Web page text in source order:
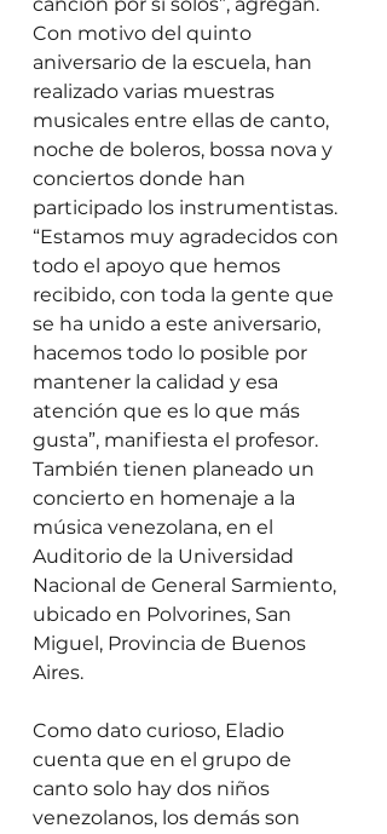
Con motivo del quinto
aniversario de la escuela, han
realizado varias muestras
musicales entre ellas de canto,
noche de boleros, bossa nova y
conciertos donde han
participado los instrumentistas.
“Estamos muy agradecidos con
todo el apoyo que hemos
recibido, con toda la gente que
se ha unido a este aniversario,
hacemos todo lo posible por
mantener la calidad y esa
atención que es lo que más
gusta”, manifiesta el profesor.
También tienen planeado un
concierto en homenaje a la
música venezolana, en el
Auditorio de la Universidad
Nacional de General Sarmiento,
ubicado en Polvorines, San
Miguel, Provincia de Buenos
Aires.
Como dato curioso, Eladio
cuenta que en el grupo de
canto solo hay dos niños
venezolanos, los demás son